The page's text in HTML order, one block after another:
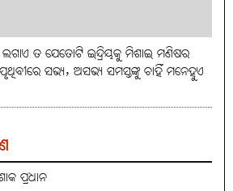
ତ ଯେତୋଟି ଇନ୍ଦ୍ରିୟକୁ ମିଶାଇ ମଣିଷର
ସଭ୍ୟ, ଅସଭ୍ୟ ସମସ୍ତଙ୍କୁ ଚାହିଁ ମନେହୁଏ
ପ୍ରଧାନ